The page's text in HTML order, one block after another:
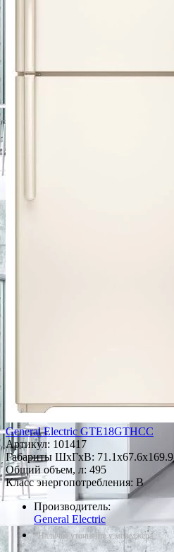
General Electric GTE18GTHCC
Артикул: 101417
Габариты ШxГxВ: 71.1x67.6x169.9
Общий объем, л: 495
Класс энергопотребления: B
Производитель:
General Electric
*Наличие уточняйте у менеджера